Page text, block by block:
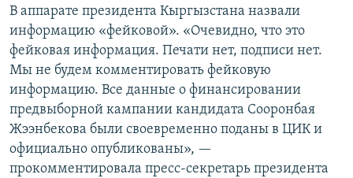
В аппарате президента Кыргызстана назвали
информацию «фейковой». «Очевидно, что это
фейковая информация. Печати нет, подписи нет.
Мы не будем комментировать фейковую
информацию. Все данные о финансировании
предвыборной кампании кандидата Сооронбая
Жээнбекова были своевременно поданы в ЦИК и
официально опубликованы», —
прокомментировала пресс-секретарь президента